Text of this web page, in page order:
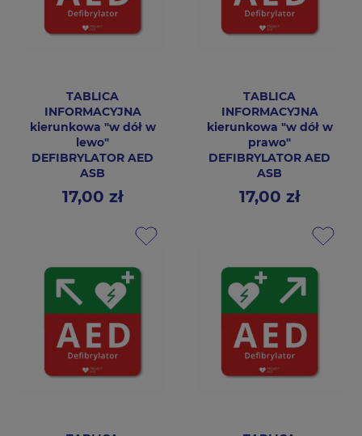
TABLICA
INFORMACYJNA
kierunkowa "w dół w
lewo"
DEFIBRYLATOR AED
ASB
17,00 zł
TABLICA
INFORMACYJNA
kierunkowa "w dół w
prawo"
DEFIBRYLATOR AED
ASB
17,00 zł